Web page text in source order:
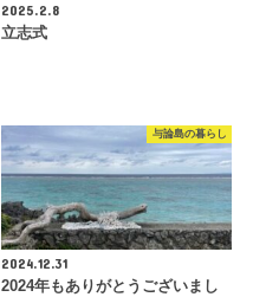
2025.2.8
立志式
与論島の暮らし
2024.12.31
2024年もありがとうございまし